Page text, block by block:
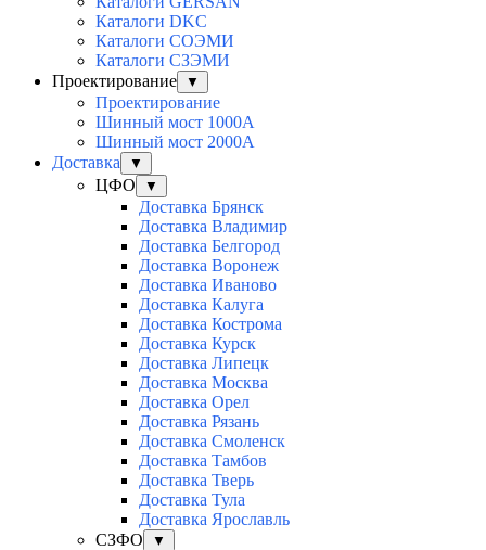
Каталоги DKC
Каталоги СОЭМИ
Каталоги СЗЭМИ
Проектирование
▼
Проектирование
Шинный мост 1000А
Шинный мост 2000А
Доставка
▼
ЦФО ▼
Доставка Брянск
Доставка Владимир
Доставка Белгород
Доставка Воронеж
Доставка Иваново
Доставка Калуга
Доставка Кострома
Доставка Курск
Доставка Липецк
Доставка Москва
Доставка Орел
Доставка Рязань
Доставка Смоленск
Доставка Тамбов
Доставка Тверь
Доставка Тула
Доставка Ярославль
СЗФО
▼